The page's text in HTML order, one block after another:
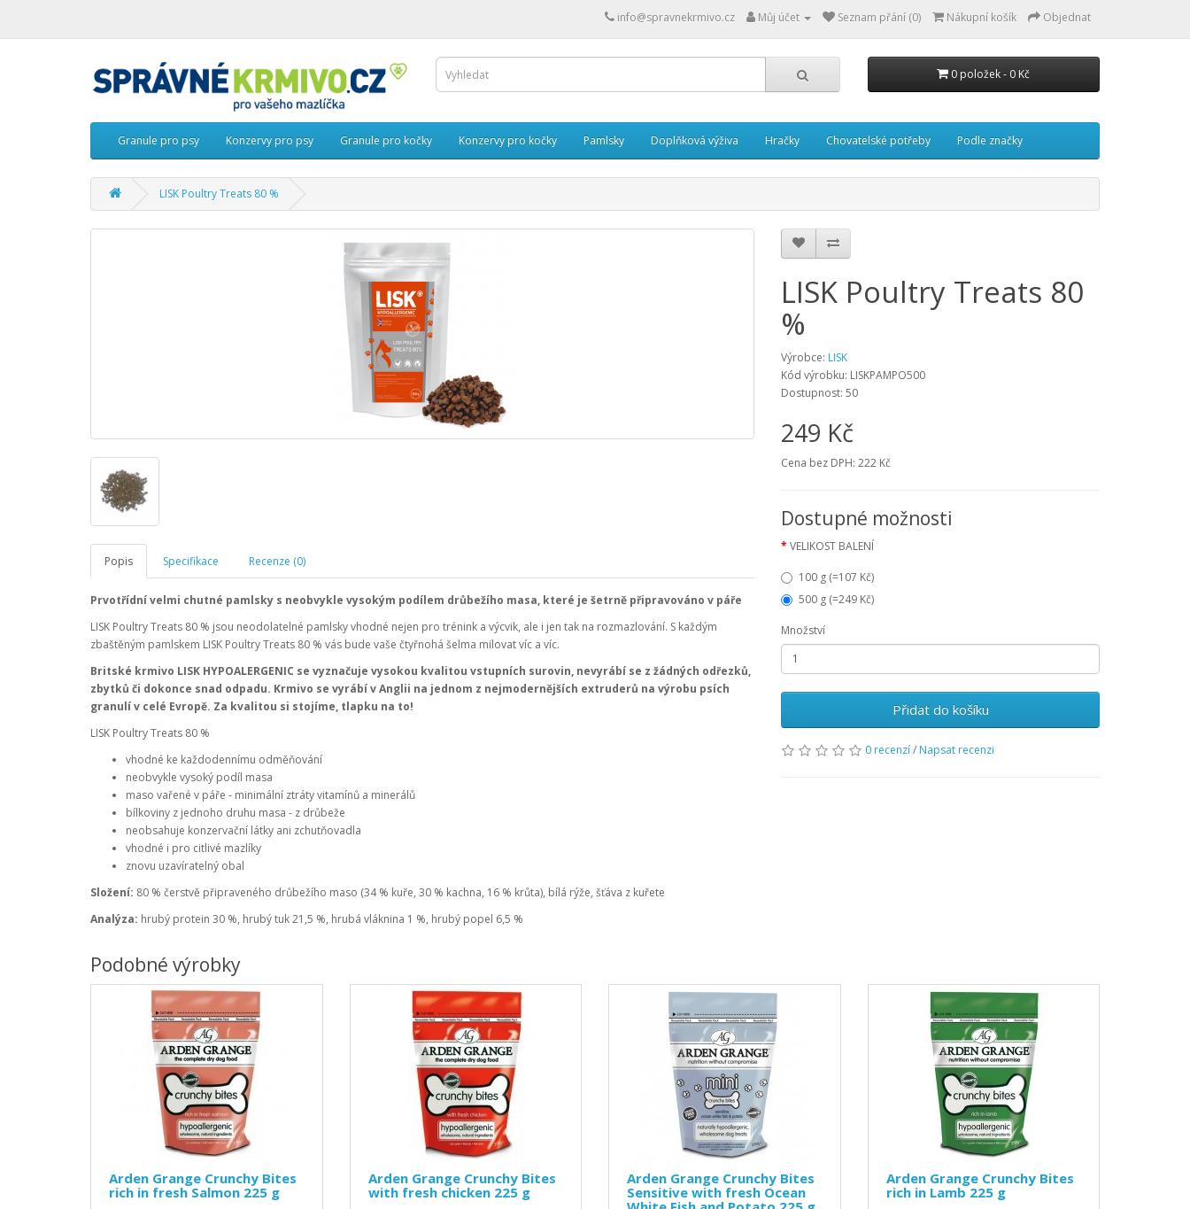
info@spravnekrmivo.cz Můj účet Seznam přání (0) Nákupní košík Objednat
0 položek - 0 Kč
Granule pro psy Konzervy pro psy Granule pro kočky Konzervy pro kočky Pamlsky Doplňková výživa Hračky Chovatelské potřeby Podle značky
LISK Poultry Treats 80 %
Popis Specifikace Recenze (0)
Prvotřídní velmi chutné pamlsky s neobvykle vysokým podílem drůbežího masa, které je šetrně připravováno v páře
LISK Poultry Treats 80 % jsou neodolatelné pamlsky vhodné nejen pro trénink a výcvik, ale i jen tak na rozmazlování. S každým
zbaštěným pamlskem LISK Poultry Treats 80 % vás bude vaše čtyřnohá šelma milovat víc a víc.
Britské krmivo LISK HYPOALERGENIC se vyznačuje vysokou kvalitou vstupních surovin, nevyrábí se z žádných odřezků,
zbytků či dokonce snad odpadu. Krmivo se vyrábí v Anglii na jednom z nejmodernějších extruderů na výrobu psích
granulí v celé Evropě. Za kvalitou si stojíme, tlapku na to!
LISK Poultry Treats 80 %
vhodné ke každodennímu odměňování
neobvykle vysoký podíl masa
maso vařené v páře - minimální ztráty vitamínů a minerálů
bílkoviny z jednoho druhu masa - z drůbeže
neobsahuje konzervační látky ani zchutňovadla
vhodné i pro citlivé mazlíky
znovu uzavíratelný obal
Složení: 80 % čerstvě připraveného drůbežího maso (34 % kuře, 30 % kachna, 16 % krůta), bílá rýže, šťáva z kuřete
Analýza: hrubý protein 30 %, hrubý tuk 21,5 %, hrubá vláknina 1 %, hrubý popel 6,5 %
LISK Poultry Treats 80
%
Výrobce: LISK
Kód výrobku: LISKPAMPO500
Dostupnost: 50
249 Kč
Cena bez DPH: 222 Kč
Dostupné možnosti
VELIKOST BALENÍ
100 g (=107 Kč)
500 g (=249 Kč)
Množství
Přidat do košíku
0 recenzí/ Napsat recenzi
Podobné výrobky
Arden Grange Crunchy Bites
rich in fresh Salmon 225 g
Arden Grange Crunchy Bites
with fresh chicken 225 g
Arden Grange Crunchy Bites
Sensitive with fresh Ocean
Arden Grange Crunchy Bites
rich in Lamb 225 g